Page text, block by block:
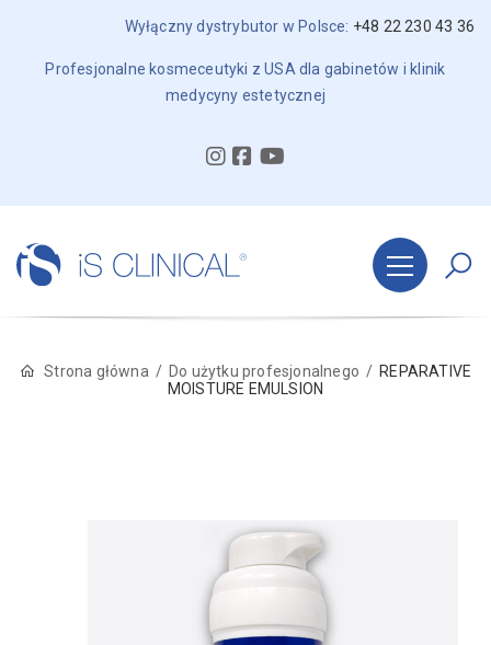
Wyłączny dystrybutor w Polsce: +48 22 230 43 36
Profesjonalne kosmeceutyki z USA dla gabinetów i klinik
medycyny estetycznej
Strona główna Do użytku profesjonalnego
REPARATIVE
MOISTURE EMULSION